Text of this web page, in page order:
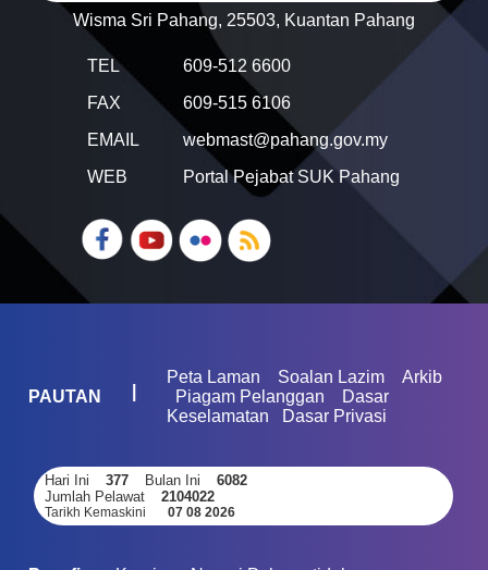
Wisma Sri Pahang, 25503, Kuantan Pahang
TEL
609-512 6600
FAX
609-515 6106
EMAIL
webmast@pahang.gov.my
WEB
Portal Pejabat SUK Pahang
PAUTAN
Peta Laman Soalan Lazim
Arkib
Piagam Pelanggan
Dasar
Keselamatan
Dasar Privasi
Hari Ini 377 Bulan Ini
6082
Jumlah Pelawat
2104022
Tarikh Kemaskini 07 08 2026